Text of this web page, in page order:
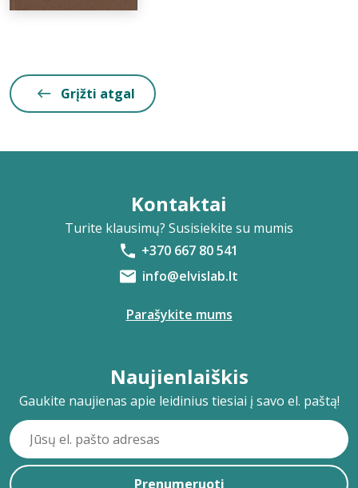
Grįžti atgal
Kontaktai
Turite klausimų? Susisiekite su mumis
+370 667 80 541
info@elvislab.lt
Parašykite mums
Naujienlaiškis
Gaukite naujienas apie leidinius tiesiai į savo el. paštą!
Prenumeruoti